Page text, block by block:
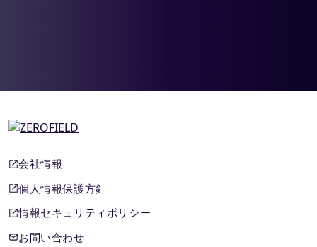
会社情報
個人情報保護方針
情報セキュリティポリシー
お問い合わせ